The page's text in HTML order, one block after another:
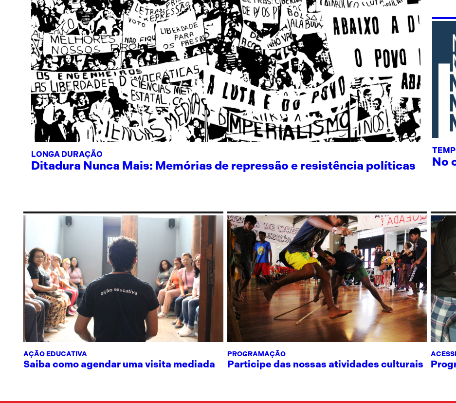
LONGA DURAÇÃO
Ditadura Nunca Mais: Memórias de repressão e resistência políticas No
AÇÃO EDUCATIVA
Saiba como agendar uma visita mediada
PROGRAMAÇÃO
Participe das nossas atividades culturais